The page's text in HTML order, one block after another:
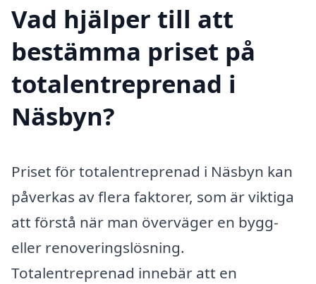
Vad hjälper till att
bestämma priset på
totalentreprenad i
Näsbyn?
Priset för totalentreprenad i Näsbyn kan
påverkas av flera faktorer, som är viktiga
att förstå när man överväger en bygg-
eller renoveringslösning.
Totalentreprenad innebär att en